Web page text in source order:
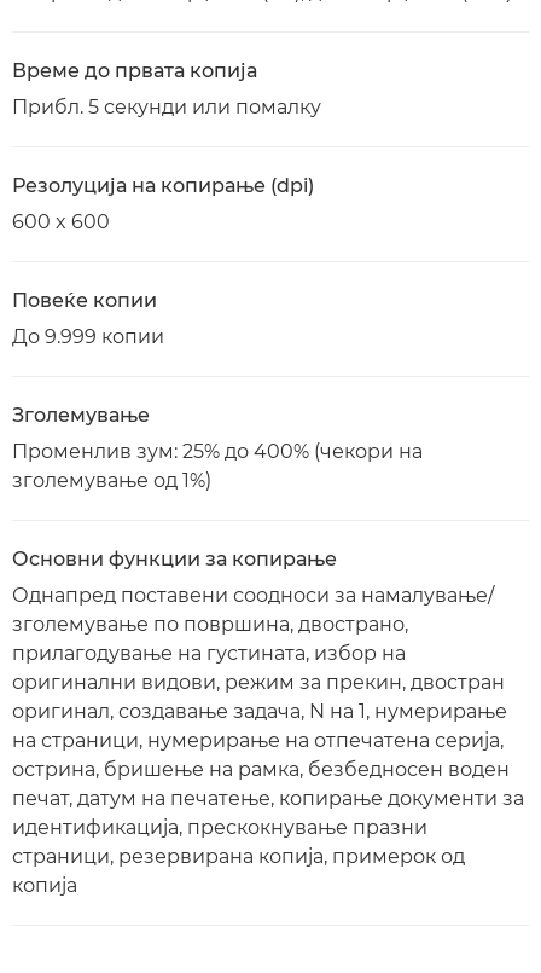
Време до првата копија
Прибл. 5 секунди или помалку
Резолуција на копирање (dpi)
600 x 600
Повеќе копии
До 9.999 копии
Зголемување
Променлив зум: 25% до 400% (чекори на
зголемување од 1%)
Основни функции за копирање
Однапред поставени соодноси за намалување/
зголемување по површина, двострано,
прилагодување на густината, избор на
оригинални видови, режим за прекин, двостран
оригинал, создавање задача, N на 1, нумерирање
на страници, нумерирање на отпечатена серија,
острина, бришење на рамка, безбедносен воден
печат, датум на печатење, копирање документи за
идентификација, прескокнување празни
страници, резервирана копија, примерок од
копија